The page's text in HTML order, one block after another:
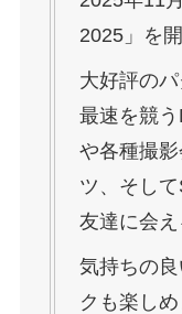
2025」を
大好評の
最速を競
や各種撮
ツ、そし
友達に会え
気持ちの
クも楽しめ